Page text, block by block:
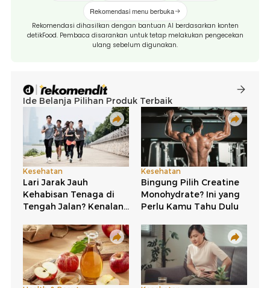
Rekomendasi menu berbuka
Rekomendasi dihasilkan dengan bantuan AI berdasarkan konten
detikFood. Pembaca disarankan untuk tetap melakukan pengecekan
ulang sebelum digunakan.